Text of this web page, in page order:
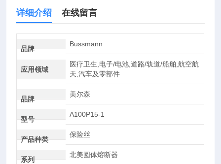
详细介绍 在线留言
品牌
Bussmann
应用领域
医疗卫生,电子/电池,道路/轨道/船舶,航空航
天,汽车及零部件
品牌
美尔森
型号
A100P15-1
产品种类
保险丝
系列
北美圆体熔断器